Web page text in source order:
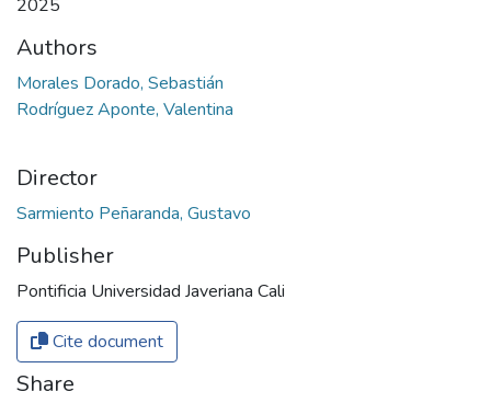
2025
Authors
Morales Dorado, Sebastián
Rodríguez Aponte, Valentina
Director
Sarmiento Peñaranda, Gustavo
Publisher
Pontificia Universidad Javeriana Cali
Cite document
Share